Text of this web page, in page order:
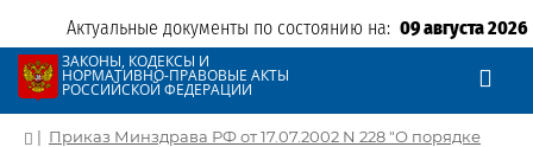
Актуальные документы по состоянию на: 09 августа 2026
ЗАКОНЫ, КОДЕКСЫ И
НОРМАТИВНО-ПРАВОВЫЕ АКТЫ
РОССИЙСКОЙ ФЕДЕРАЦИИ
| Приказ Минздрава РФ от 17.07.2002 N 228 "О порядке